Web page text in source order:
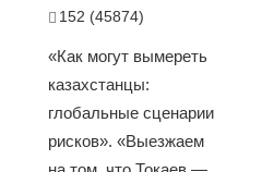
152 (45874)
«Как могут вымереть
казахстанцы:
глобальные сценарии
рисков». «Выезжаем